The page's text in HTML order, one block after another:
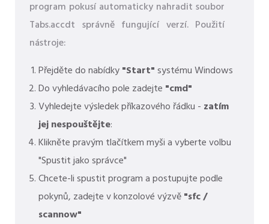
program pokusí automaticky nahradit soubor
Tabs.accdt správně fungující verzí. Použití
nástroje:
Přejděte do nabídky"Start"systému Windows
Do vyhledávacího pole zadejte "cmd"
Vyhledejte výsledek příkazového řádku - zatím
jej nespouštějte:
Klikněte pravým tlačítkem myši a vyberte volbu
"Spustit jako správce"
Chcete-li spustit program a postupujte podle
pokynů, zadejte v konzolové výzvě"sfc /
scannow"